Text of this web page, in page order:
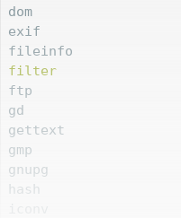
dom
exif
filter
ftp
gd
gettext
gmp
gnupg
hash